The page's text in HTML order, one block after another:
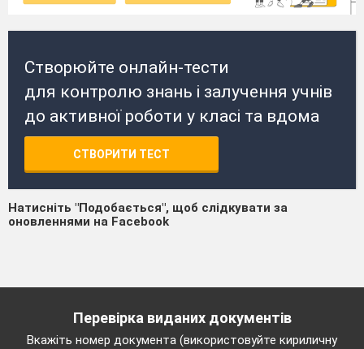
Створюйте онлайн-тести
для контролю знань і залучення учнів
до активної роботи у класі та вдома
СТВОРИТИ ТЕСТ
Натисніть "Подобається", щоб слідкувати за
оновленнями на Facebook
Перевірка виданих документів
Вкажіть номер документа (використовуйте кириличну